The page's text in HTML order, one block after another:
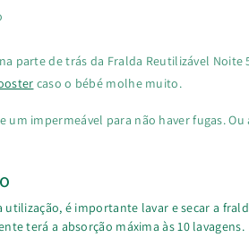
parte de trás da Fralda Reutilizável
caso o bébé molhe muito.
um impermeável para não haver fugas. Ou
utilização, é importante lavar e secar a
terá a absorção máxima às 10 lavagens.